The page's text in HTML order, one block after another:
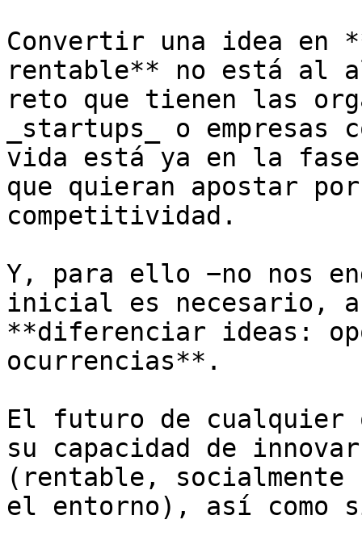
Convertir una idea en
rentable** no está al
reto que tienen las
_startups_ o
vida está ya en la
que quieran apostar
competitividad.
Y, para ello −no nos
inicial es necesario,
**diferenciar ideas:
ocurrencias**.
El futuro de cualquier
su capacidad de
(rentable, socialmente
el entorno), así como